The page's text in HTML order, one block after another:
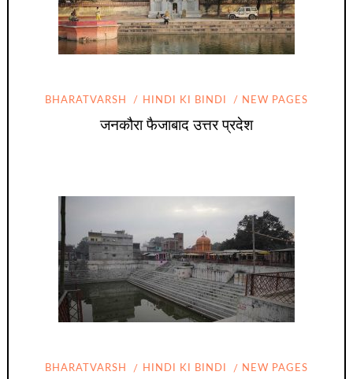
BHARATVARSH HINDI KI BINDI NEW PAGES
जनकौरा फैजाबाद उत्तर प्रदेश
BHARATVARSH HINDI KI BINDI NEW PAGES